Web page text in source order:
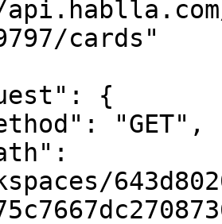
cards"